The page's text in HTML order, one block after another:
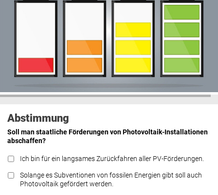
Abstimmung
Soll man staatliche Förderungen von Photovoltaik-Installationen
abschaffen?
Ich bin für ein langsames Zurückfahren aller PV-Förderungen.
Solange es Subventionen von fossilen Energien gibt soll auch
Photovoltaik gefördert werden.